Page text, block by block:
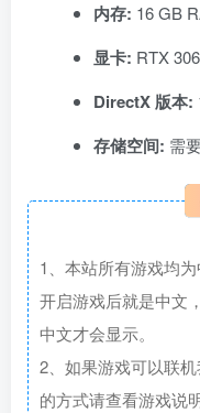
内存: 16 GB
显卡: RTX
DirectX 版本:
存储空间: 需
1、本站所有游戏均
开启游戏后就是中文
中文才会显示。
2、如果游戏可以联
的方式请查看游戏说明